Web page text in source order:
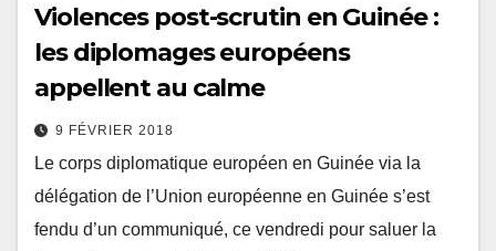
Violences post-scrutin en Guinée :
les diplomages européens
appellent au calme
9 FÉVRIER 2018
Le corps diplomatique européen en Guinée via la
délégation de l’Union européenne en Guinée s’est
fendu d’un communiqué, ce vendredi pour saluer la